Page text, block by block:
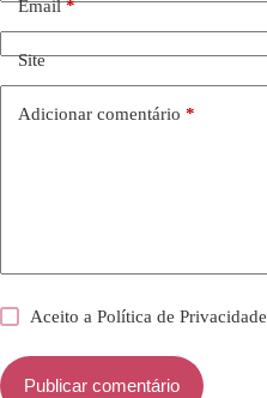
Email*
Site
Adicionar comentário *
Aceito aPolítica de Privacidade
Publicar comentário